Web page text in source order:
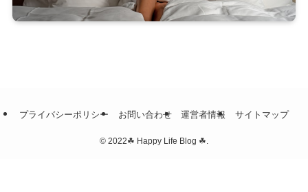
プライバシーポリシー お問い合わせ 運営者情報 サイトマップ
© 2022☘ Happy Life Blog ☘.